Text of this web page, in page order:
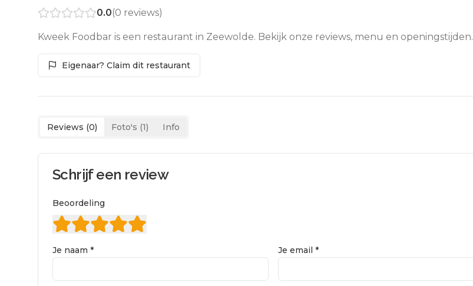
0.0(0 reviews)
Kweek Foodbar is een restaurant in Zeewolde. Bekijk onze reviews, menu en openingstijden.
Eigenaar? Claim dit restaurant
Reviews (0) Foto's (1) Info
Schrijf een review
Beoordeling
Je naam * Je email *